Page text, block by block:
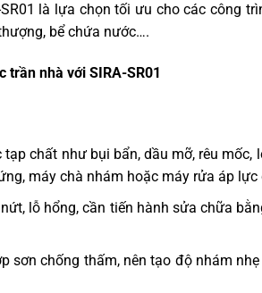
là lựa chọn tối ưu cho các công
bể chứa nước….
trần nhà với SIRA-SR01
chất như bụi bẩn, dầu mỡ, rêu mốc,
máy chà nhám hoặc máy rửa áp
lỗ hổng, cần tiến hành sửa chữa
sơn chống thấm, nên tạo độ nhám